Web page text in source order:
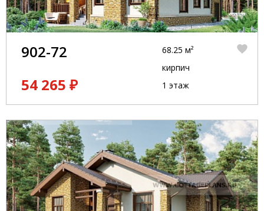
902-72
54 265 ₽
68.25 м²
кирпич
1 этаж